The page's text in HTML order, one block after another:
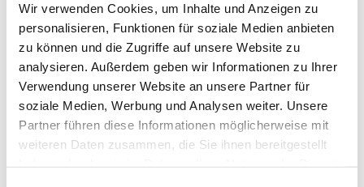
Wir verwenden Cookies, um Inhalte und Anzeigen zu
personalisieren, Funktionen für soziale Medien anbieten
zu können und die Zugriffe auf unsere Website zu
analysieren. Außerdem geben wir Informationen zu Ihrer
Verwendung unserer Website an unsere Partner für
soziale Medien, Werbung und Analysen weiter. Unsere
Partner führen diese Informationen möglicherweise mit
weiteren Daten zusammen, die Sie ihnen bereitgestellt
Lassen auch Sie sich eine solch fachspezifische Holz-
und Wertstoffberatung nicht entgehen, wissend, dass
Sie es hier mit geballtem Holz-Know-how zu tun haben.
Dies gilt insbesondere auch für Parkettböden in
verschiedenen Designs.
Holzböden für jeden Geschmack